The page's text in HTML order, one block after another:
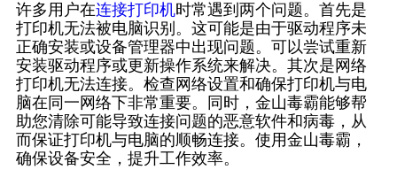
许多用户在连接打印机时常遇到两个问题。首先是
打印机无法被电脑识别。这可能是由于驱动程序未
正确安装或设备管理器中出现问题。可以尝试重新
安装驱动程序或更新操作系统来解决。其次是网络
打印机无法连接。检查网络设置和确保打印机与电
脑在同一网络下非常重要。同时，金山毒霸能够帮
助您清除可能导致连接问题的恶意软件和病毒，从
而保证打印机与电脑的顺畅连接。使用金山毒霸，
确保设备安全，提升工作效率。